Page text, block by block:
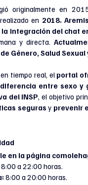
originalmente en
en 2018.
la integración del chat
y directa.
Género, Salud Sexual
tiempo real, el portal
entre sexo y
del INSP, el objetivo
seguras y prevenir
en la página
8:00 a 22:00 horas.
8:00 a 20:00 horas.